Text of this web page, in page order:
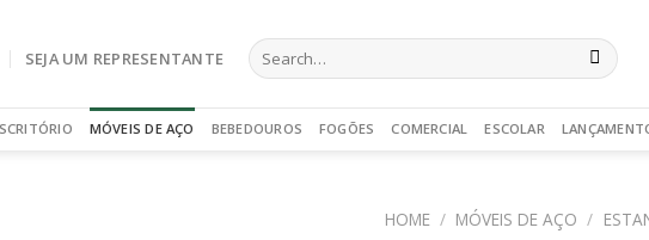
SEJA UM REPRESENTANTE
Search
for:
MÓVEIS DE AÇO BEBEDOUROS FOGÕES COMERCIAL ESCOLAR
HOME / MÓVEIS DE AÇO /